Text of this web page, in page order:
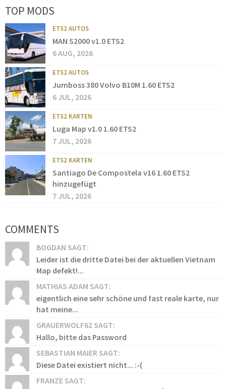
TOP MODS
ETS2 AUTOS
MAN S2000 v1.0 ETS2
6 AUG, 2026
ETS2 AUTOS
Jumboss 380 Volvo B10M 1.60 ETS2
6 JUL, 2026
ETS2 KARTEN
Luga Map v1.0 1.60 ETS2
7 JUL, 2026
ETS2 KARTEN
Santiago De Compostela v16 1.60 ETS2
hinzugefügt
7 JUL, 2026
COMMENTS
BOGDAN SAGT:
Leider ist die dritte Datei bei der aktuellen Vietnam
Map defekt!...
MATHIAS ADAM SAGT:
eigentlich eine sehr schöne und fast reale karte, nur
hat meine...
GRAUERWOLF62 SAGT:
Hallo, bitte das Password
SEBASTIAN MAIER SAGT:
Diese Datei existiert nicht... :-(
FRANZE SAGT: